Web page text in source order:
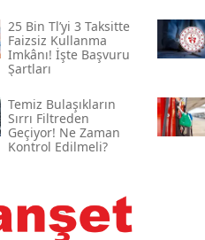
25 Bin Tl’yi 3 Taksitte
Faizsiz Kullanma
Imkânı! İşte Başvuru
Şartları
Temiz Bulaşıkların
Sırrı Filtreden
Geçiyor! Ne Zaman
Kontrol Edilmeli?